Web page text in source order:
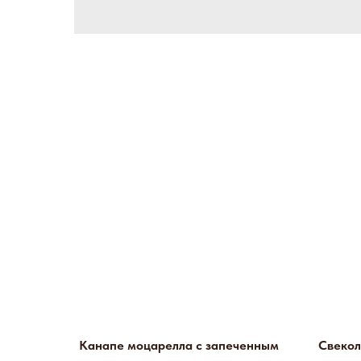
Канапе моцарелла с запеченным